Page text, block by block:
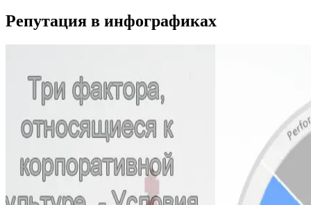
Репутация в инфографиках